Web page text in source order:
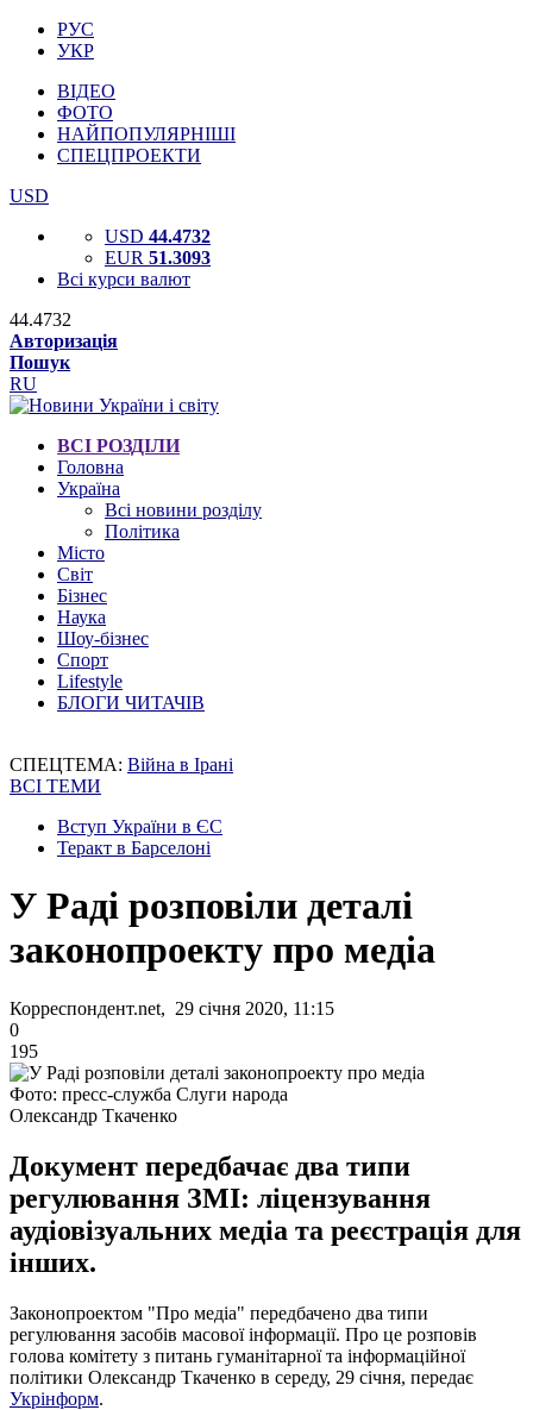
РУС
УКР
ВІДЕО
ФОТО
НАЙПОПУЛЯРНІШІ
СПЕЦПРОЕКТИ
USD
USD 44.4732
EUR 51.3093
Всі курси валют
44.4732
Авторизація
Пошук
RU
ВСІ РОЗДІЛИ
Головна
Україна
Всі новини розділу
Політика
Місто
Світ
Бізнес
Наука
Шоу-бізнес
Спорт
Lifestyle
БЛОГИ ЧИТАЧІВ
СПЕЦТЕМА: Війна в Ірані
ВСІ ТЕМИ
Вступ України в ЄС
Теракт в Барселоні
У Раді розповіли деталі
законопроекту про медіа
Корреспондент.net, 29 січня 2020, 11:15
0
195
Фото: пресс-служба Слуги народа
Олександр Ткаченко
Документ передбачає два типи
регулювання ЗМІ: ліцензування
аудіовізуальних медіа та реєстрація для
інших.
Законопроектом "Про медіа" передбачено два типи
регулювання засобів масової інформації. Про це розповів
голова комітету з питань гуманітарної та інформаційної
політики Олександр Ткаченко в середу, 29 січня, передає
Укрінформ.